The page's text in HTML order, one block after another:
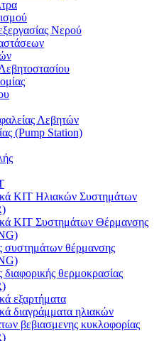
Νερού
Λεβητών
(Pump Station)
ΚΙΤ Ηλιακών Συστημάτων
ΚΙΤ Συστημάτων Θέρμανσης
συστημάτων θέρμανσης
διαφορικής θερμοκρασίας
εξαρτήματα
διαγράμματα ηλιακών
βεβιασμενης κυκλοφορίας